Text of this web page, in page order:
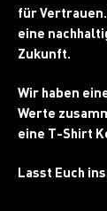
für
eine
Zukunft.
Wir haben
Werte
eine T-Shirt
Lasst Euch